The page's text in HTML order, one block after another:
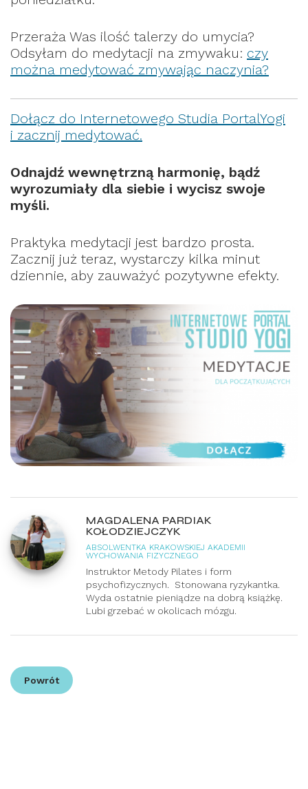
Przeraża Was ilość talerzy do umycia?
Odsyłam do medytacji na zmywaku: czy
można medytować zmywając naczynia?
Dołącz do Internetowego Studia PortalYogi
i zacznij medytować.
Odnajdź wewnętrzną harmonię, bądź
wyrozumiały dla siebie i wycisz swoje
myśli.
Praktyka medytacji jest bardzo prosta.
Zacznij już teraz, wystarczy kilka minut
dziennie, aby zauważyć pozytywne efekty.
MAGDALENA PARDIAK
KOŁODZIEJCZYK
ABSOLWENTKA KRAKOWSKIEJ AKADEMII
WYCHOWANIA FIZYCZNEGO
Instruktor Metody Pilates i form
psychofizycznych. Stonowana ryzykantka.
Wyda ostatnie pieniądze na dobrą książkę.
Lubi grzebać w okolicach mózgu.
Powrót